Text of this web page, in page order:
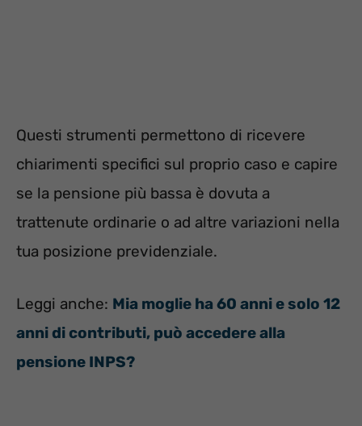
Questi strumenti permettono di ricevere
chiarimenti specifici sul proprio caso e capire
se la pensione più bassa è dovuta a
trattenute ordinarie o ad altre variazioni nella
tua posizione previdenziale.
Leggi anche: Mia moglie ha 60 anni e solo 12
anni di contributi, può accedere alla
pensione INPS?